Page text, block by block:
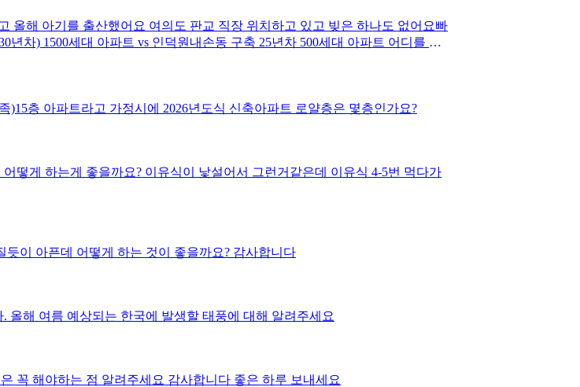
올해 아기를 출산했어요 여의도 판교 직장 위치하고 있고 빚은 하나도 없어요빠
차) 1500세대 아파트 vs 인덕원내손동 구축 25년차 500세대 아파트 어디를 더
층 아파트라고 가정시에 2026년도식 신축아파트 로얄층은 몇층인가요?
떻게 하는게 좋을까요? 이유식이 낯설어서 그런거같은데 이유식 4-5번 먹다가
이 아픈데 어떻게 하는 것이 좋을까요? 감사합니다
해 여름 예상되는 한국에 발생할 태풍에 대해 알려주세요
꼭 해야하는 점 알려주세요 감사합니다 좋은 하루 보내세요